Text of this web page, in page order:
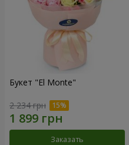
Букет "El Monte"
2 234 грн
Заказать